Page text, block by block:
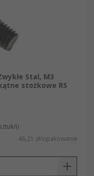
Stal, M3
stożkowe RS
i)
46,21 zł/opakowanie